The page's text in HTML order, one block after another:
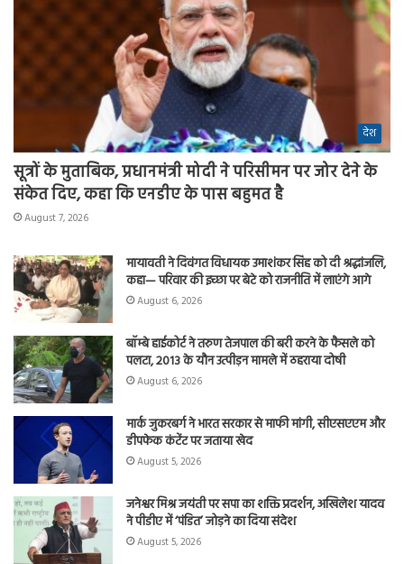
देश
सूत्रों के मुताबिक, प्रधानमंत्री मोदी ने परिसीमन पर जोर देने के
संकेत दिए, कहा कि एनडीए के पास बहुमत है
August 7, 2026
मायावती ने दिवंगत विधायक उमाशंकर सिंह को दी श्रद्धांजलि,
कहा— परिवार की इच्छा पर बेटे को राजनीति में लाएंगे आगे
August 6, 2026
बॉम्बे हाईकोर्ट ने तरुण तेजपाल की बरी करने के फैसले को
पलटा, 2013 के यौन उत्पीड़न मामले में ठहराया दोषी
August 6, 2026
मार्क जुकरबर्ग ने भारत सरकार से माफी मांगी, सीएसएएम और
डीपफेक कंटेंट पर जताया खेद
August 5, 2026
जनेश्वर मिश्र जयंती पर सपा का शक्ति प्रदर्शन, अखिलेश यादव
ने पीडीए में ‘पंडित’ जोड़ने का दिया संदेश
August 5, 2026